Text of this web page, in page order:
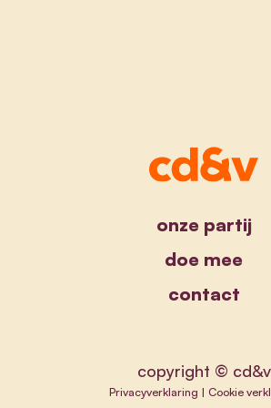
onze partij
doe mee
contact
copyright © cd&v
Privacyverklaring | Cookie